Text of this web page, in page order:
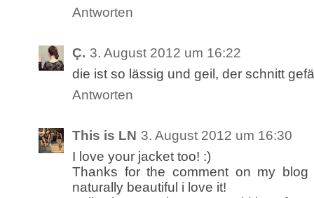
Antworten
Ç. 3. August 2012 um 16:22
die ist so lässig und geil, der schnitt
Antworten
This is LN 3. August 2012 um 16:30
I love your jacket too! :)
Thanks for the comment on my
naturally beautiful i love it!